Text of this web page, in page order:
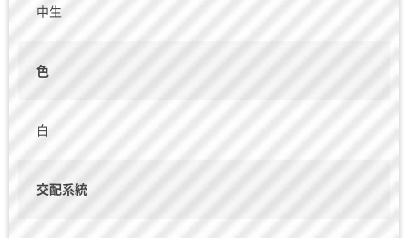
中生
色
白
交配系統